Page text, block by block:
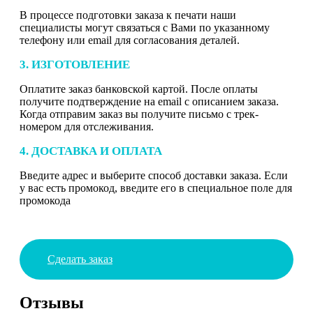
В процессе подготовки заказа к печати наши
специалисты могут связаться с Вами по указанному
телефону или email для согласования деталей.
3. ИЗГОТОВЛЕНИЕ
Оплатите заказ банковской картой. После оплаты
получите подтверждение на email с описанием заказа.
Когда отправим заказ вы получите письмо с трек-
номером для отслеживания.
4. ДОСТАВКА И ОПЛАТА
Введите адрес и выберите способ доставки заказа. Если
у вас есть промокод, введите его в специальное поле для
промокода
Сделать заказ
Отзывы